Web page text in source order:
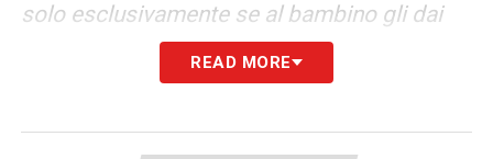
solo esclusivamente se al bambino gli dai
l’opportunità di fare delle scelte. Non lo puoi
tu a a fare quello che che vuoi tu,
parentesi: ovvero quello che vuoi tu e chi
READ MORE